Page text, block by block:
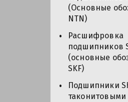
(Основные
NTN)
Расшифровка
подшипников
(основные
SKF)
Подшипники
таконитовыми